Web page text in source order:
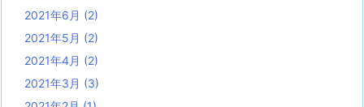
2021年6月 (2)
2021年5月 (2)
2021年4月 (2)
2021年3月 (3)